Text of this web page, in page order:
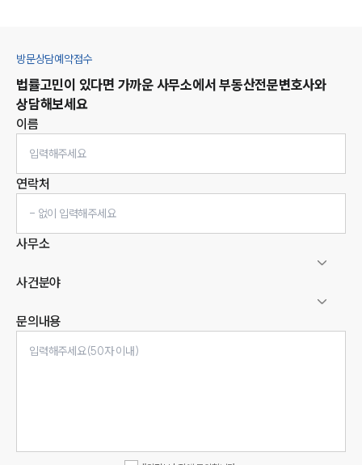
방문상담예약접수
법률고민이 있다면 가까운 사무소에서 부동산전문변호사와
상담해보세요
이름
연락처
사무소
사건분야
문의내용